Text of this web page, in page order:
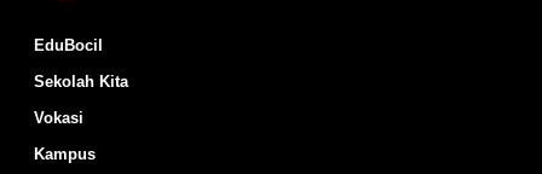
EduBocil
Sekolah Kita
Vokasi
Kampus